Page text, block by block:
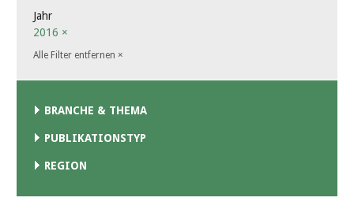
Jahr
2016 ×
Alle Filter entfernen ×
BRANCHE & THEMA
PUBLIKATIONSTYP
REGION